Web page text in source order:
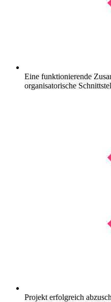
Eine funktionierende
organisatorische
Projekt erfolgreich